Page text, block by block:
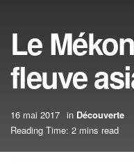
Le
fleuve
16 mai 2017 in Découverte
Reading Time: 2 mins read